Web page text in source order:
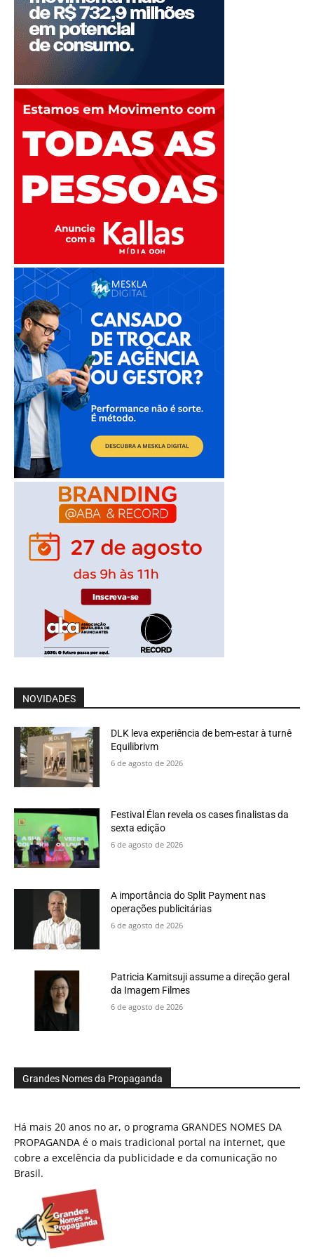
NOVIDADES
DLK leva experiência de bem-estar à turnê
Equilibrivm
6 de agosto de 2026
Festival Élan revela os cases finalistas da
sexta edição
6 de agosto de 2026
A importância do Split Payment nas
operações publicitárias
6 de agosto de 2026
Patricia Kamitsuji assume a direção geral
da Imagem Filmes
6 de agosto de 2026
Grandes Nomes da Propaganda
Há mais 20 anos no ar, o programa GRANDES NOMES DA
PROPAGANDA é o mais tradicional portal na internet, que
cobre a excelência da publicidade e da comunicação no
Brasil.